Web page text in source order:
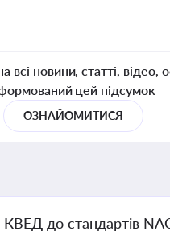
новини, статті, відео,
цей підсумок
ОЗНАЙОМИТИСЯ
КВЕД до стандартів